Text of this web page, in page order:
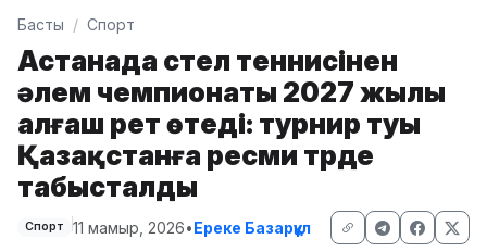
Басты Спорт
Астанада үстел теннисінен
әлем чемпионаты 2027 жылы
алғаш рет өтеді: турнир туы
Қазақстанға ресми түрде
табысталды
Спорт 11 мамыр, 2026•Ереке Базарқұл